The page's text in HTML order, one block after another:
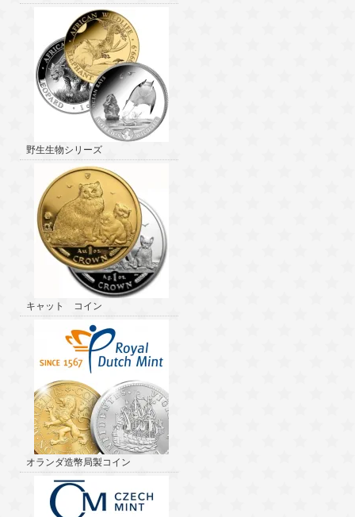
野生生物シリーズ
キャット コイン
オランダ造幣局製コイン